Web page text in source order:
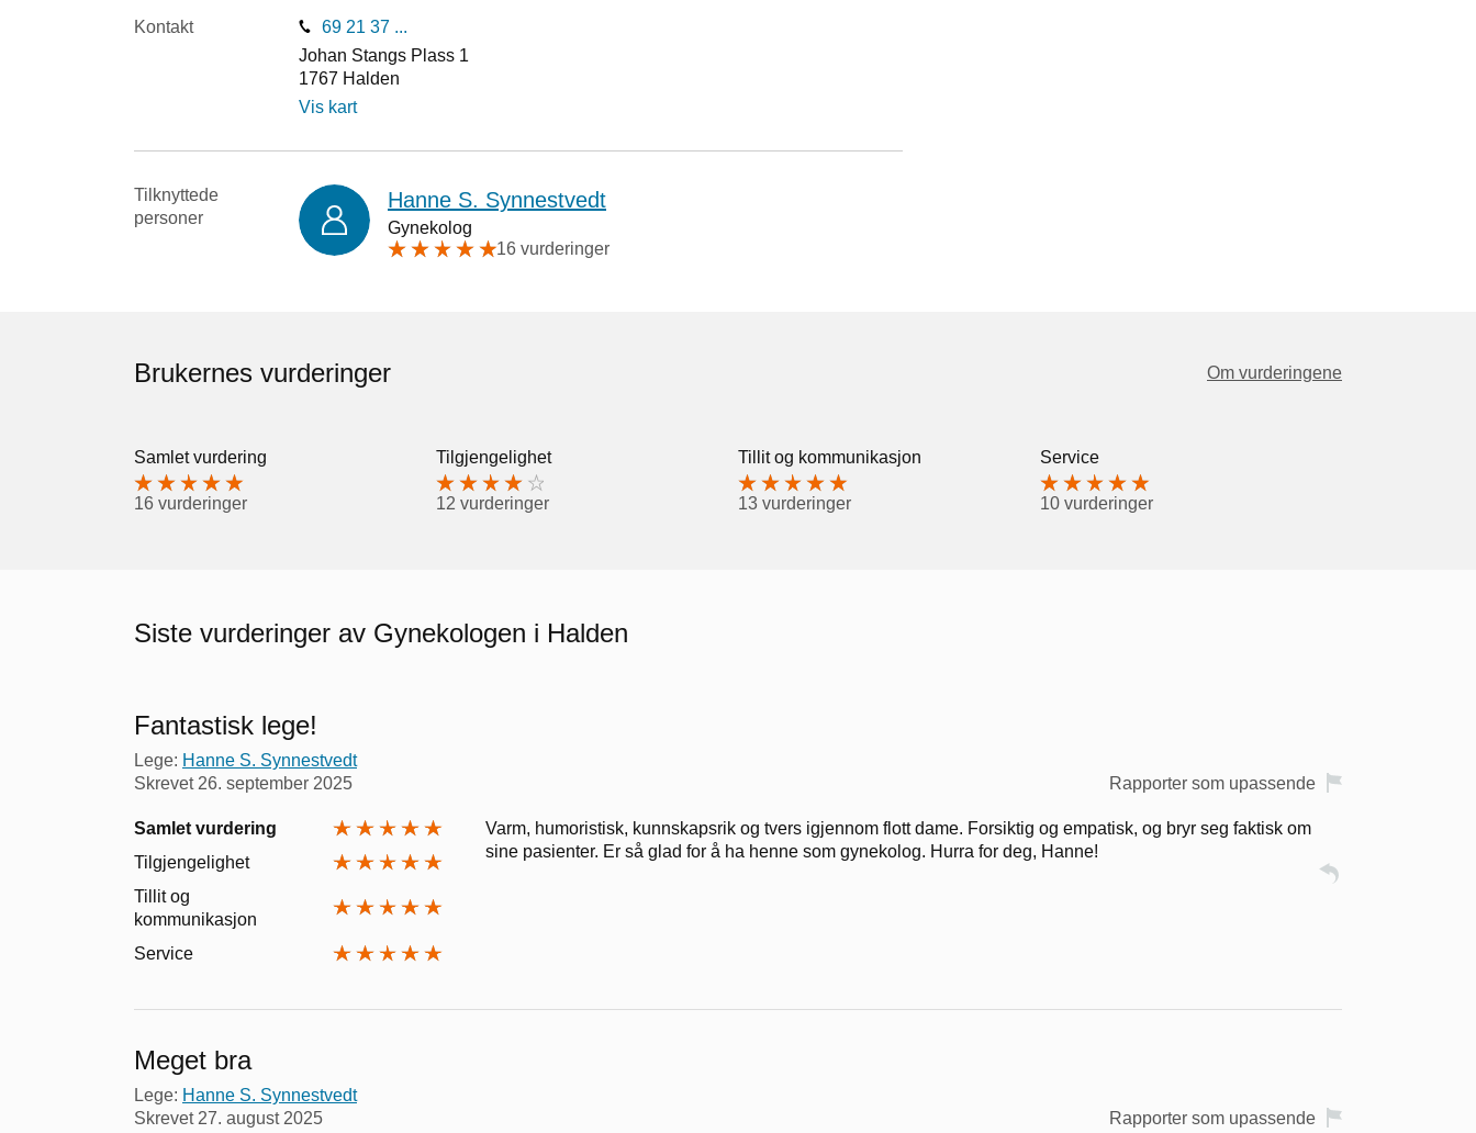
Kontakt
69 21 37 ...
Johan Stangs Plass 1
1767 Halden
Vis kart
Tilknyttede
personer
Hanne S. Synnestvedt
Gynekolog
16 vurderinger
Brukernes vurderinger Om vurderingene
Samlet vurdering
16 vurderinger
Tilgjengelighet
12 vurderinger
Tillit og kommunikasjon
13 vurderinger
Service
10 vurderinger
Siste vurderinger av Gynekologen i Halden
Fantastisk lege!
Lege: Hanne S. Synnestvedt
Skrevet 26. september 2025 Rapporter som upassende
Samlet vurdering
Tilgjengelighet
Tillit og
kommunikasjon
Service
Varm, humoristisk, kunnskapsrik og tvers igjennom flott dame. Forsiktig og empatisk, og bryr seg faktisk om
sine pasienter. Er så glad for å ha henne som gynekolog. Hurra for deg, Hanne!
Meget bra
Lege: Hanne S. Synnestvedt
Skrevet 27. august 2025 Rapporter som upassende